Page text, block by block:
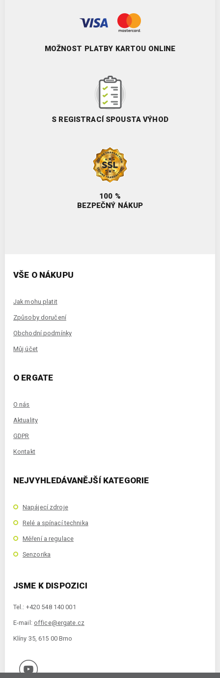
MOŽNOST PLATBY KARTOU ONLINE
S REGISTRACÍ SPOUSTA VÝHOD
100 %
BEZPEČNÝ NÁKUP
VŠE O NÁKUPU
Jak mohu platit
Způsoby doručení
Obchodní podmínky
Můj účet
O ERGATE
O nás
Aktuality
GDPR
Kontakt
NEJVYHLEDÁVANĚJŠÍ KATEGORIE
Napájecí zdroje
Relé a spínací technika
Měření a regulace
Senzorika
JSME K DISPOZICI
Tel.: +420 548 140 001
E-mail: office@ergate.cz
Klíny 35, 615 00 Brno